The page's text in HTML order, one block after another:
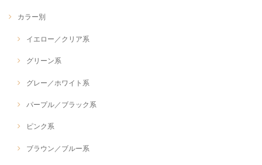
カラー別
イエロー／クリア系
グリーン系
グレー／ホワイト系
パープル／ブラック系
ピンク系
ブラウン／ブルー系